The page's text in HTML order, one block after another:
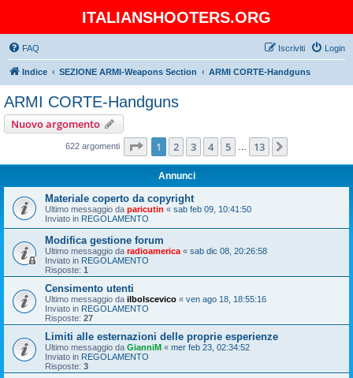
ITALIANSHOOTERS.ORG
FAQ Login
Iscriviti
Indice SEZIONE ARMI-Weapons Section ARMI CORTE-Handguns
ARMI CORTE-Handguns
Nuovo argomento
622 argomenti Pagina di 13
1 2 3 4 5 13
Annunci
Materiale coperto da copyright
Ultimo messaggio da paricutin « sab feb 09, 10:41:50
Inviato in REGOLAMENTO
Modifica gestione forum
Ultimo messaggio da radioamerica « sab dic 08, 20:26:58
Inviato in REGOLAMENTO
Risposte: 1
Censimento utenti
Ultimo messaggio da ilbolscevico « ven ago 18, 18:55:16
Inviato in REGOLAMENTO
Risposte: 27
Limiti alle esternazioni delle proprie esperienze
Ultimo messaggio da GianniM « mer feb 23, 02:34:52
Inviato in REGOLAMENTO
Risposte: 3